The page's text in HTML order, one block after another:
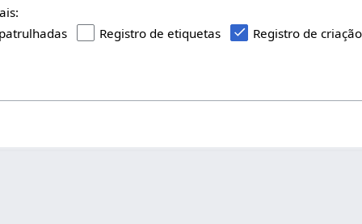
Registro de etiquetas Registro de